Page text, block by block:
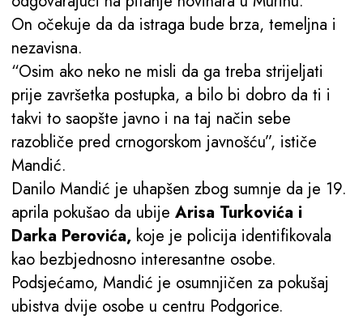
On očekuje da da istraga bude brza, temeljna i
nezavisna.
“Osim ako neko ne misli da ga treba strijeljati
prije završetka postupka, a bilo bi dobro da ti i
takvi to saopšte javno i na taj način sebe
razobliče pred crnogorskom javnošću”, ističe
Mandić.
Danilo Mandić je uhapšen zbog sumnje da je 19.
aprila pokušao da ubije Arisa Turkovića i
Darka Perovića, koje je policija identifikovala
kao bezbjednosno interesantne osobe.
Podsjećamo, Mandić je osumnjičen za pokušaj
ubistva dvije osobe u centru Podgorice.